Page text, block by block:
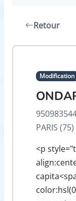
Retour
Modification
PARIS (75)
<p